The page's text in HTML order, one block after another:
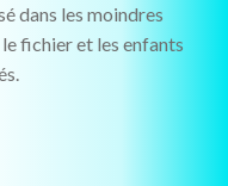
dans les moindres
fichier et les enfants